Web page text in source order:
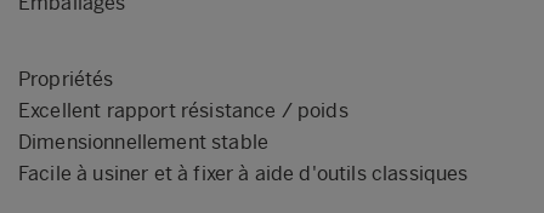
Propriétés
Excellent rapport résistance / poids
Dimensionnellement stable
Facile à usiner et à fixer à aide d'outils classiques